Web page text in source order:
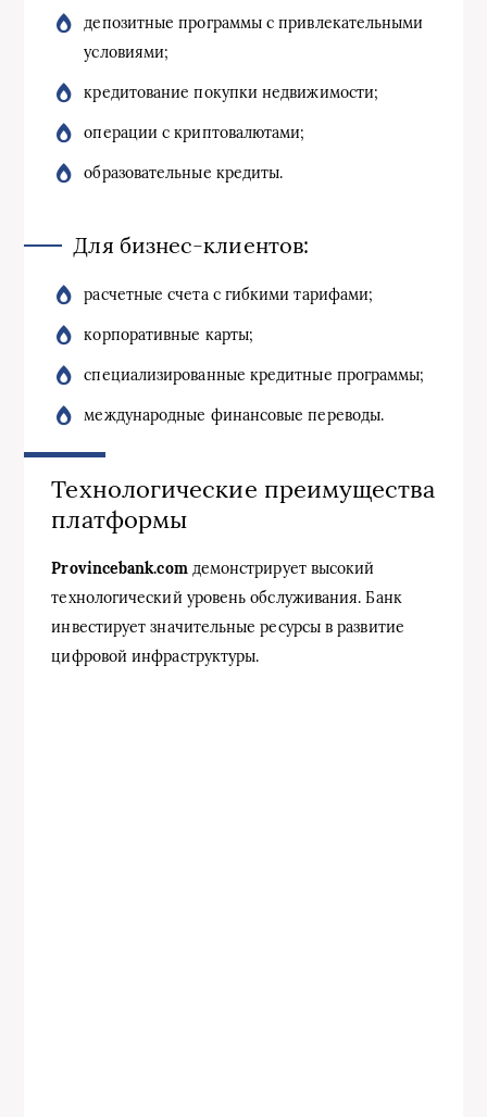
депозитные программы с привлекательными
условиями;
кредитование покупки недвижимости;
операции с криптовалютами;
образовательные кредиты.
Для бизнес-клиентов:
расчетные счета с гибкими тарифами;
корпоративные карты;
специализированные кредитные программы;
международные финансовые переводы.
Технологические преимущества
платформы
Provincebank.comдемонстрирует высокий
технологический уровень обслуживания. Банк
инвестирует значительные ресурсы в развитие
цифровой инфраструктуры.